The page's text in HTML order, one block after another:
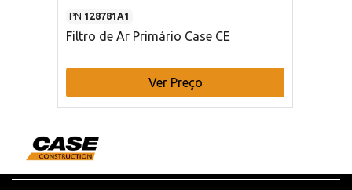
PN 128781A1
Filtro de Ar Primário Case CE
Ver Preço